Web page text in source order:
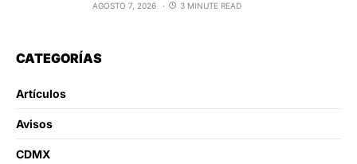
AGOSTO 7, 2026 3 MINUTE READ
CATEGORÍAS
Artículos
Avisos
CDMX